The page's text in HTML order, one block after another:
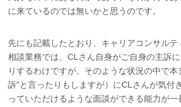
に来ているのでは無いかと思うのです。
先にも記載したとおり、キャリアコンサルテ
相談業務では、CLさん自身がご自身の主訴
りするわけですが、そのような状況の中で
訴"と言ったりもしますが）にCLさんが気付
っていただけるような面談ができる能力が